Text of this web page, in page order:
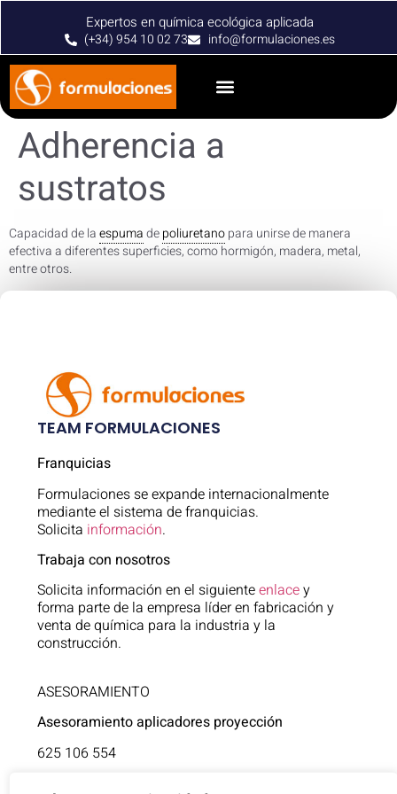
Expertos en química ecológica aplicada
(+34) 954 10 02 73 info@formulaciones.es
Adherencia a
sustratos
Capacidad de laespumadepoliuretanopara unirse de manera
efectiva a diferentes superficies, como hormigón, madera, metal,
entre otros.
TEAM FORMULACIONES
Franquicias
Formulaciones se expande internacionalmente
mediante el sistema de franquicias.
Solicita información.
Trabaja con nosotros
Solicita información en el siguienteenlacey
forma parte de la empresa líder en fabricación y
venta de química para la industria y la
construcción.
ASESORAMIENTO
Asesoramiento aplicadores proyección
625 106 554